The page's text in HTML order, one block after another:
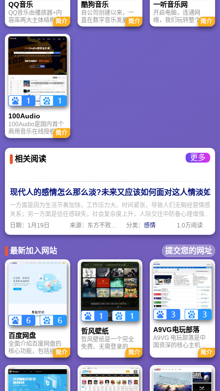
QQ音乐
QQ音乐由播放器+内
容库两大主体结构组
合而成，不仅向用户
提供播放音乐的基础
功能，更通过贴心的
设计、卓越的体验、
海量的曲库、最新的
流行音乐、专业的分
类、丰富的空间背景
音乐、音乐分享等社
区服务，向广大用户
提供方便流畅的在线
音乐和丰富多彩的音
乐社区服务。成为了
中国网民在线音乐生
活的首选品牌，引领
着人们的音乐生活方
式！
简介
酷狗音乐
自公司创建以来，一
直在数字音乐发展上
大胆尝试，先后与几
简介
一听音乐网
开启电脑，连通网
络，我们玩转整个地
球。插上耳机，按下
简介
100Audio
100Audio是国内首个
商用音乐在线授权平
台，拥有超35万首垂
直授权音乐，独家作
品占比90%。平台提
供广告、影视、游戏
授权合同保障版权合
规，业务覆盖全球112
国，为商业项目提供
高效正版音乐授权服
务。
简介
相关阅读 更多
现代人的感情怎么那么淡?未来又应该如何面对这人情淡如
一方面是因为生活节奏加快，工作压力大、时间紧张，导致人们无暇经营情感
关系；另一方面是信任感缺失，社会复杂度上升，人际交往中防备心理增强。
不要期待所有人都该对我深情，而要主动选择值得深耕的关系，其余则以礼相
日期： 1月19日 来源：东方不败网址大全 分类：感情 1.0万阅读
最新加入网站 提交您的网址
百度网盘
全面介绍百度网盘的
核心功能，包括拯救
手机内存、在线看视
频、AI智能做笔记与
总结长文。详细解答
数据安全性及服务器
备份机制，带你了解
简介
哲风壁纸
哲风壁纸是一个完全
免费、无需登录的高
清壁纸下载网站。提
供海量4K、8K超清电
脑与手机壁纸，涵盖
动漫、风景、赛博朋
克等多元风格。支持
简介
A9VG电玩部落
A9VG 电玩部落是中
国资深的核心主机游
戏玩家社区。网站以
论坛为核心，提供全
面的主机游戏资讯、
攻略和资料库，覆盖
PlayStation、Xbox、
Switch 等全平台。凭
简介